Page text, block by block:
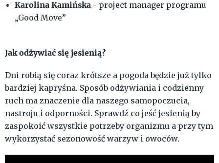
Karolina Kamińska - project manager programu
„Good Move”
Jak odżywiać się jesienią?
Dni robią się coraz krótsze a pogoda będzie już tylko
bardziej kapryśna. Sposób odżywiania i codzienny
ruch ma znaczenie dla naszego samopoczucia,
nastroju i odporności. Sprawdź co jeść jesienią by
zaspokoić wszystkie potrzeby organizmu a przy tym
wykorzystać sezonowość warzyw i owoców.